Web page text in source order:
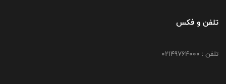
تلفن و فکس
تلفن : 02149764000